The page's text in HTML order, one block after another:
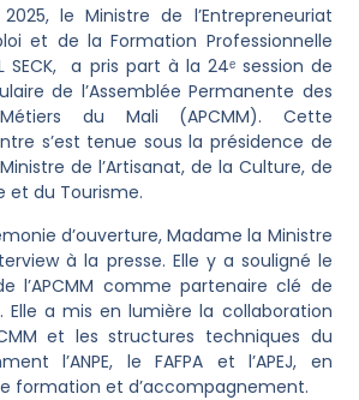
le Ministre de l’Entrepreneuriat
et de la Formation Professionnelle
SECK, a pris part à la 24ᵉ session de
de l’Assemblée Permanente des
du Mali (APCMM). Cette
s’est tenue sous la présidence de
Ministre de l’Artisanat, de la Culture, de
et du Tourisme.
d’ouverture, Madame la Ministre
à la presse. Elle y a souligné le
l’APCMM comme partenaire clé de
Elle a mis en lumière la collaboration
et les structures techniques du
l’ANPE, le FAFPA et l’APEJ, en
formation et d’accompagnement.